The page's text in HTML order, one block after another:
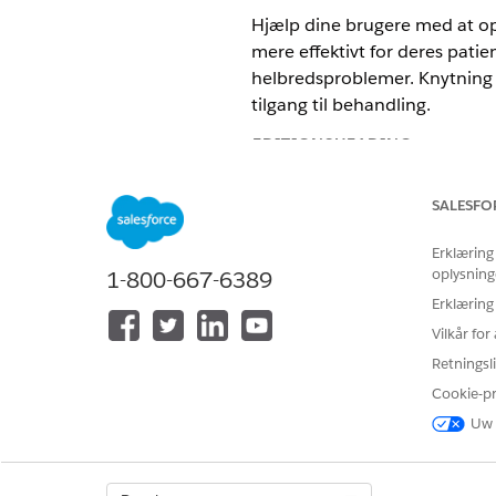
Hjælp dine brugere med at
mere effektivt for deres
helbredsproblemer.
tilgang til behandling.
EDITIONSHEADING
omfattende handlingsplan,
og
Hvis du vil opsætte Integreret
Hvis du vil gøre det muligt
Integreret
RELATED INFORMATION HTML
1-800-667-6389
Erklæring
Vilkår for
Cookie-
Uw